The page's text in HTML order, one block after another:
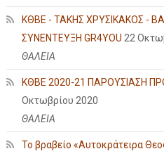
ΚΘΒΕ - ΤΑΚΗΣ ΧΡΥΣΙΚΑΚΟΣ -
ΣΥΝΕΝΤΕΥΞΗ GR4YOU 22
ΘΑΛΕΙΑ
ΚΘΒΕ 2020-21 ΠΑΡΟΥΣΙΑΣΗ
Οκτωβρίου 2020
ΘΑΛΕΙΑ
Το βραβείο «Αυτοκράτειρα